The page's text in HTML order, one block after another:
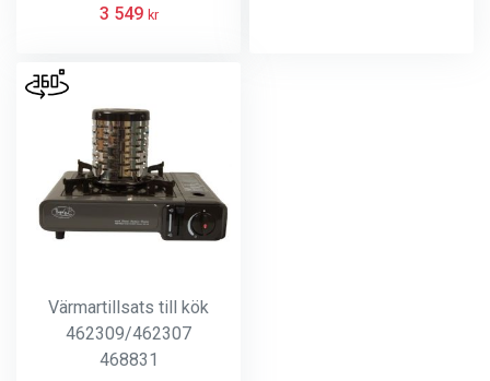
3 549 kr
Värmartillsats till kök
462309/462307
468831